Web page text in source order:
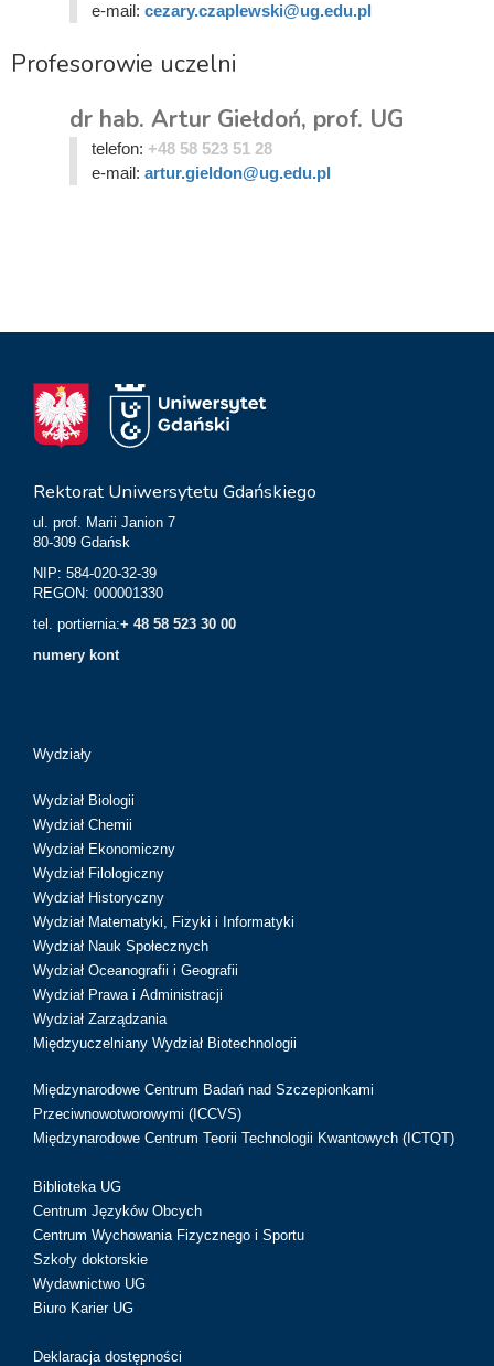
e-mail: cezary.czaplewski@ug.edu.pl
Profesorowie uczelni
dr hab. Artur Giełdoń, prof. UG
telefon: +48 58 523 51 28
e-mail: artur.gieldon@ug.edu.pl
Rektorat Uniwersytetu Gdańskiego
ul. prof. Marii Janion 7
80-309 Gdańsk
NIP: 584-020-32-39
REGON: 000001330
tel. portiernia:+ 48 58 523 30 00
numery kont
Wydziały
Wydział Biologii
Wydział Chemii
Wydział Ekonomiczny
Wydział Filologiczny
Wydział Historyczny
Wydział Matematyki, Fizyki i Informatyki
Wydział Nauk Społecznych
Wydział Oceanografii i Geografii
Wydział Prawa i Administracji
Wydział Zarządzania
Międzyuczelniany Wydział Biotechnologii
Międzynarodowe Centrum Badań nad Szczepionkami
Przeciwnowotworowymi (ICCVS)
Międzynarodowe Centrum Teorii Technologii Kwantowych (ICTQT)
Biblioteka UG
Centrum Języków Obcych
Centrum Wychowania Fizycznego i Sportu
Szkoły doktorskie
Wydawnictwo UG
Biuro Karier UG
Deklaracja dostępności